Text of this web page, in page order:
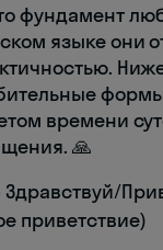
фундамент
языке они
времени
🙏
приветствие)